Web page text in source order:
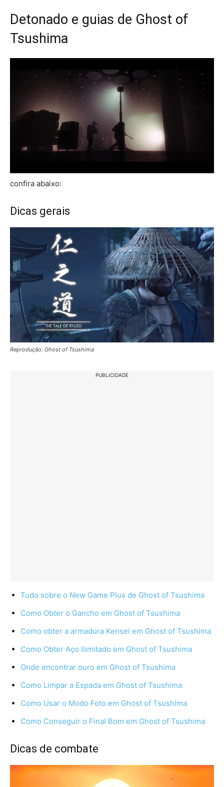
Detonado e guias de Ghost of
Tsushima
confira abaixo:
Dicas gerais
Reprodução: Ghost of Tsushima
PUBLICIDADE
Tudo sobre o New Game Plus de Ghost of Tsushima
Como Obter o Gancho em Ghost of Tsushima
Como obter a armadura Kensei em Ghost of Tsushima
Como Obter Aço Ilimitado em Ghost of Tsushima
Onde encontrar ouro em Ghost of Tsushima
Como Limpar a Espada em Ghost of Tsushima
Como Usar o Modo Foto em Ghost of Tsushima
Como Conseguir o Final Bom em Ghost of Tsushima
Dicas de combate